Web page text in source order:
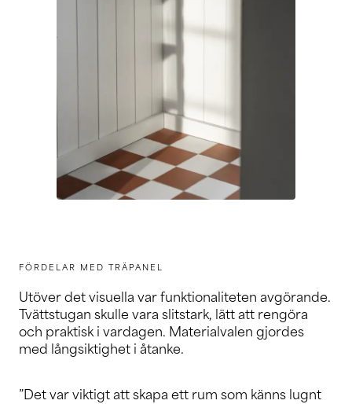
FÖRDELAR MED TRÄPANEL
Utöver det visuella var funktionaliteten avgörande.
Tvättstugan skulle vara slitstark, lätt att rengöra
och praktisk i vardagen. Materialvalen gjordes
med långsiktighet i åtanke.
”Det var viktigt att skapa ett rum som känns lugnt